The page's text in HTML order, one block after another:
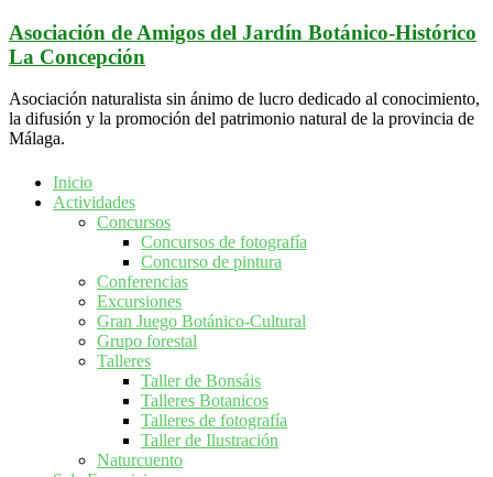
Saltar
al
contenido
Asociación de Amigos del Jardín Botánico-Histórico
La Concepción
Asociación naturalista sin ánimo de lucro dedicado al conocimiento,
la difusión y la promoción del patrimonio natural de la provincia de
Málaga.
Inicio
Actividades
Concursos
Concursos de fotografía
Concurso de pintura
Conferencias
Excursiones
Gran Juego Botánico-Cultural
Grupo forestal
Talleres
Taller de Bonsáis
Talleres Botanicos
Talleres de fotografía
Taller de Ilustración
Naturcuento